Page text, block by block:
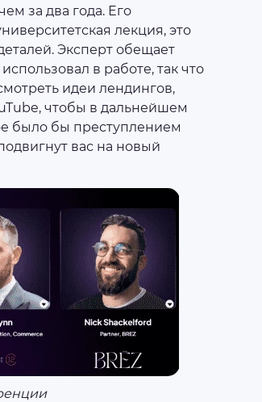
за два года. Его
лекция, это
Эксперт обещает
в работе, так что
идеи лендингов,
чтобы в дальнейшем
было бы преступлением
вас на новый